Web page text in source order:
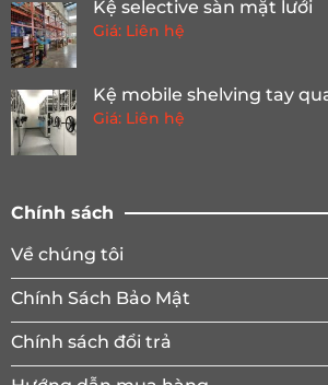
Kệ selective sàn mặt lưới
Giá: Liên hệ
Kệ mobile shelving tay
Giá: Liên hệ
Chính sách
Về chúng tôi
Chính Sách Bảo Mật
Chính sách đổi trả